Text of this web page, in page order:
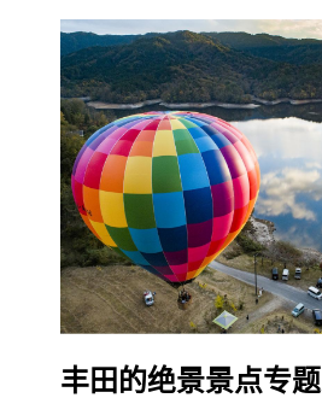
丰田的绝景景点专题